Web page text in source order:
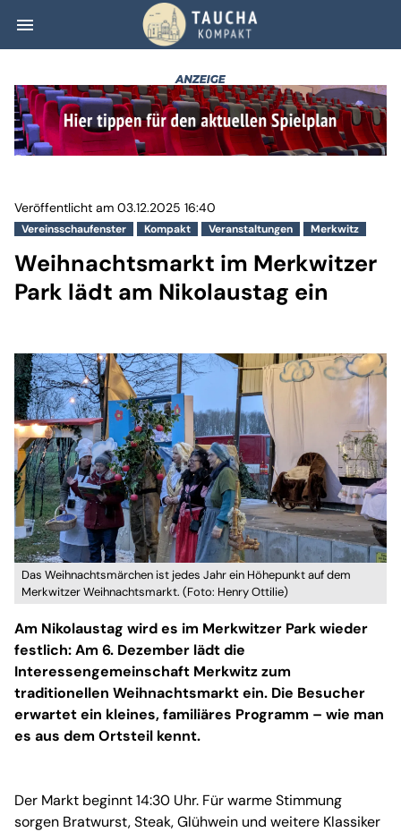
menu
Vereinsschaufenster Kompakt Veranstaltungen Merkwitz
Veröffentlicht am 03.12.2025 16:40
Weihnachtsmarkt im Merkwitzer
Park lädt am Nikolaustag ein
Das Weihnachtsmärchen ist jedes Jahr ein Höhepunkt auf dem
Merkwitzer Weihnachtsmarkt. (Foto: Henry Ottilie)
Am Nikolaustag wird es im Merkwitzer Park wieder
festlich: Am 6. Dezember lädt die
Interessengemeinschaft Merkwitz zum
traditionellen Weihnachtsmarkt ein. Die Besucher
erwartet ein kleines, familiäres Programm – wie man
es aus dem Ortsteil kennt.
Der Markt beginnt 14:30 Uhr. Für warme Stimmung
sorgen Bratwurst, Steak, Glühwein und weitere Klassiker